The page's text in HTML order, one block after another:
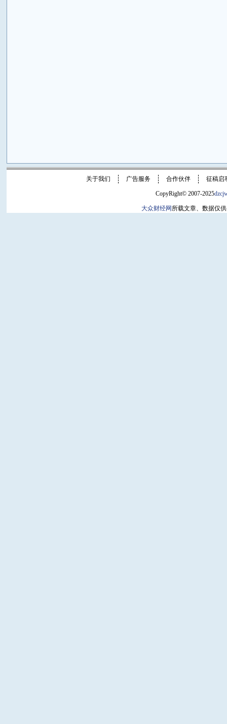
关于我们 广告服务 合作伙伴 征稿启
CopyRight© 2007-2025
大众财经网 所载文章、数据仅